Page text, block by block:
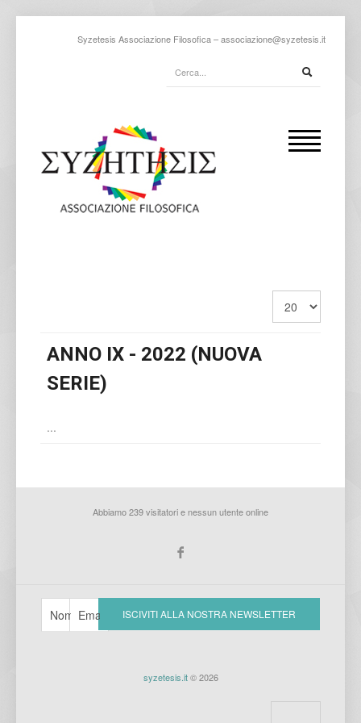
Syzetesis Associazione Filosofica –associazione@syzetesis.it
ANNO IX - 2022 (NUOVA
SERIE)
...
Abbiamo 239 visitatori e nessun utente online
syzetesis.it© 2026